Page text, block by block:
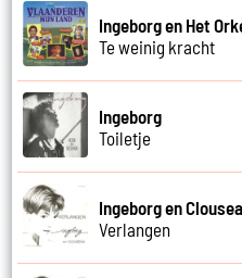
Ingeborg en Het
Te weinig kracht
Ingeborg
Toiletje
Ingeborg en
Verlangen